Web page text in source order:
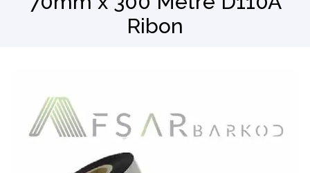
Ribon